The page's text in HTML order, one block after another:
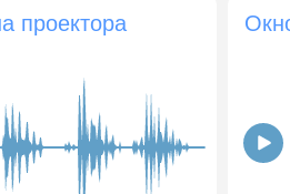
проектора